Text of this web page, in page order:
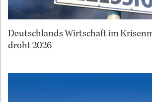
Deutschlands Wirtschaft im
droht 2026